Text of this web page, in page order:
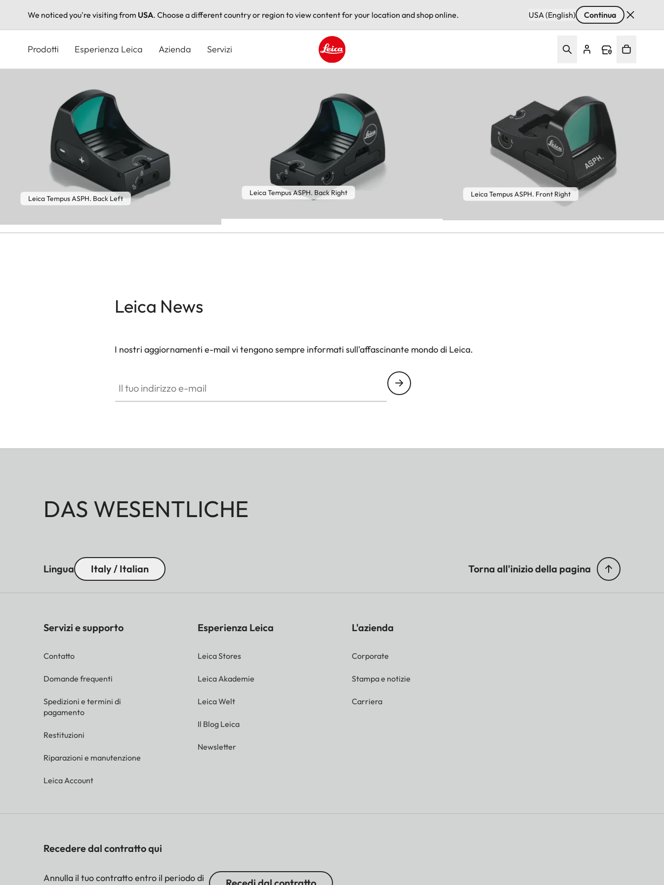
We noticed you're visiting from USA. Choose a different country or region to view content for your location and shop online. USA (English) Continua
principale
Prodotti Esperienza Leica Azienda Servizi
Leica logo - Home
Leica Tempus ASPH. Back Left
Leica Tempus ASPH. Back Right Leica Tempus ASPH. Front Right
Leica News
I nostri aggiornamenti e-mail vi tengono sempre informati sull'affascinante mondo di Leica.
DAS WESENTLICHE
Lingua Italy / Italian Torna all'inizio della pagina
Servizi e supporto
Contatto
Domande frequenti
Spedizioni e termini di
pagamento
Restituzioni
Riparazioni e manutenzione
Leica Account
Esperienza Leica
Leica Stores
Leica Akademie
Leica Welt
Il Blog Leica
Newsletter
L'azienda
Corporate
Stampa e notizie
Carriera
Recedere dal contratto qui
Annulla il tuo contratto entro il periodo di